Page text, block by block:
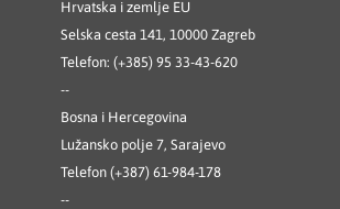
Hrvatska i zemlje EU
Selska cesta 141, 10000 Zagreb
Telefon: (+385) 95 33-43-620
--
Bosna i Hercegovina
Lužansko polje 7, Sarajevo
Telefon (+387) 61-984-178
--